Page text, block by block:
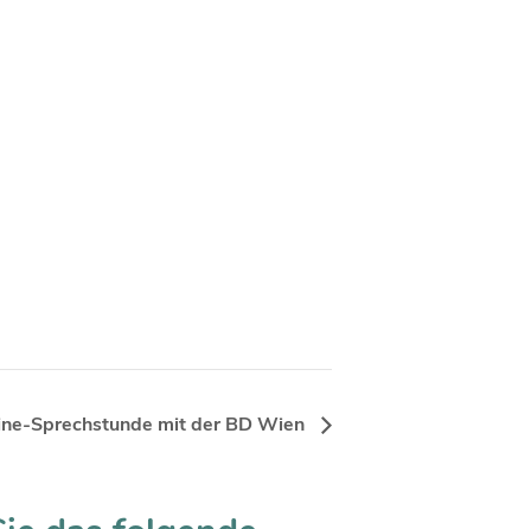
Sprechstunde mit der BD Wien